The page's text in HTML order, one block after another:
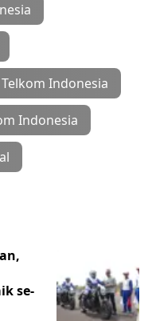
Telkom Indonesia
Indonesia
se-